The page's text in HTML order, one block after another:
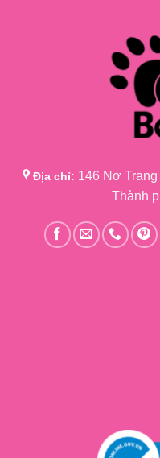
Địa chỉ: 146 Nơ
Thành